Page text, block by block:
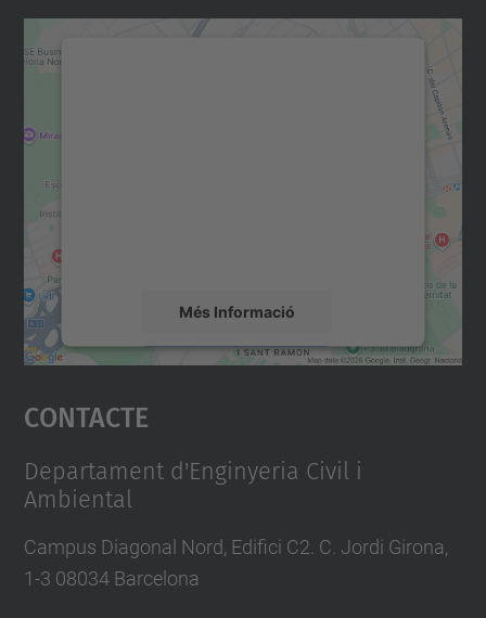
Més Informació
Accepta
powered by
Contacte
Departament d'Enginyeria Civil i
Ambiental
Campus Diagonal Nord, Edifici C2. C. Jordi Girona,
1-3 08034 Barcelona